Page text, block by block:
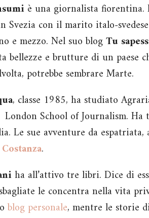
è una giornalista fiorentina.
Svezia con il marito italo-
e mezzo. Nel suo blogTu
bellezze e brutture di un paese
potrebbe sembrare Marte.
, classe 1985, ha studiato
School of Journalism.
Le sue avventure da
.
ha all’attivo tre libri. Dice di
le concentra nella vita
blog personale, mentre le storie